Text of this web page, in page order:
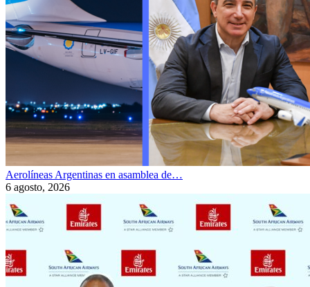
Aerolíneas Argentinas en asamblea de…
6 agosto, 2026